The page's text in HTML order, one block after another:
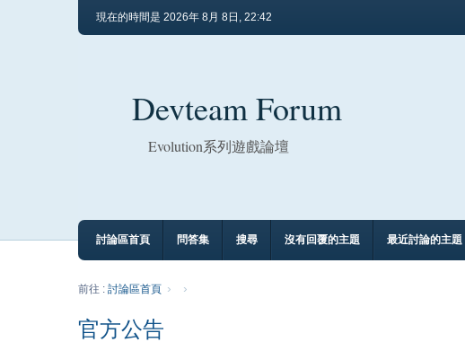
現在的時間是 2026年 8月 8日, 22:42
Devteam Forum
Evolution系列遊戲論壇
討論區首頁 問答集 搜尋 沒有回覆的主題 最近討論的主題
前往 : 討論區首頁
官方公告